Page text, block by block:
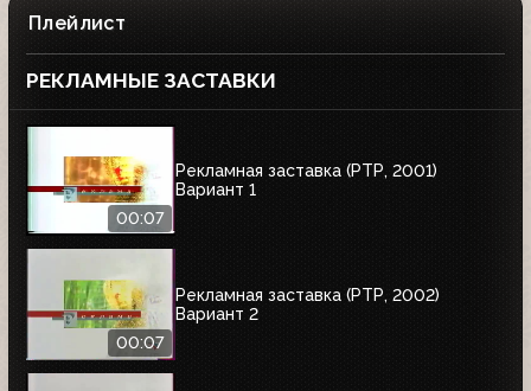
Плейлист
РЕКЛАМНЫЕ ЗАСТАВКИ
00:07
Рекламная заставка (РТР, 2001)
Вариант 1
00:07
Рекламная заставка (РТР, 2002)
Вариант 2